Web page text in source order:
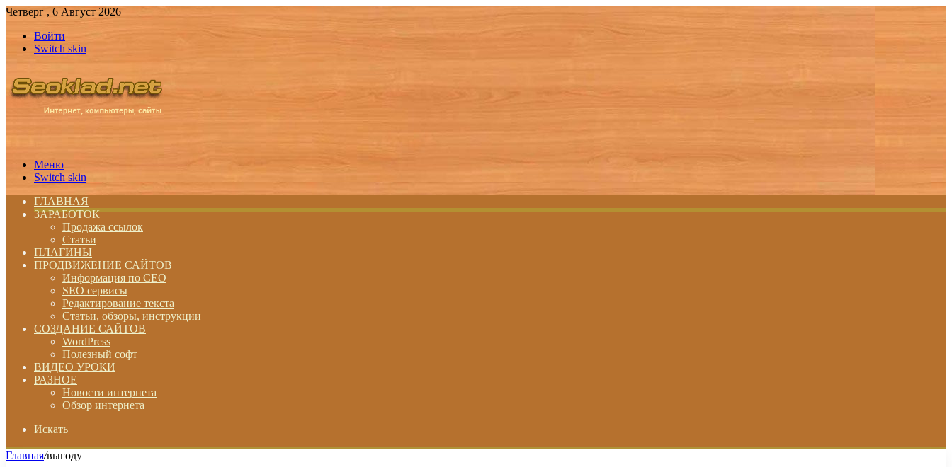
Четверг , 6 Август 2026
Войти
Switch skin
Меню
Switch skin
ГЛАВНАЯ
ЗАРАБОТОК
Продажа ссылок
Статьи
ПЛАГИНЫ
ПРОДВИЖЕНИЕ САЙТОВ
Информация по СЕО
SEO сервисы
Редактирование текста
Статьи, обзоры, инструкции
СОЗДАНИЕ САЙТОВ
WordPress
Полезный софт
ВИДЕО УРОКИ
РАЗНОЕ
Новости интернета
Обзор интернета
Искать
Главная/выгоду